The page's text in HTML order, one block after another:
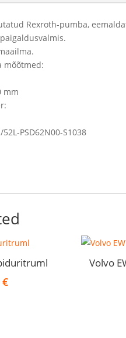
Rexroth-pumba,
mõõtmed:
mm
52L-PSD62N00-S1038
€
Volvo